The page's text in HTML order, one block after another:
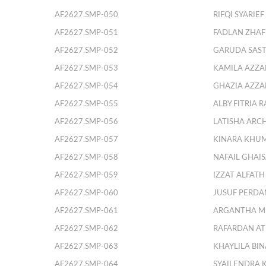
AF2627.SMP-050 RIFQI
AF2627.SMP-051 FADLAN
AF2627.SMP-052 GARUDA
AF2627.SMP-053 KAMILA
AF2627.SMP-054 GHAZIA
AF2627.SMP-055 ALBY FITRIA
AF2627.SMP-056 LATISHA
AF2627.SMP-057 KINARA
AF2627.SMP-058 NAFAIL
AF2627.SMP-059 IZZAT
AF2627.SMP-060 JUSUF
AF2627.SMP-061 ARGANTHA
AF2627.SMP-062 RAFARDAN
AF2627.SMP-063 KHAYLILA